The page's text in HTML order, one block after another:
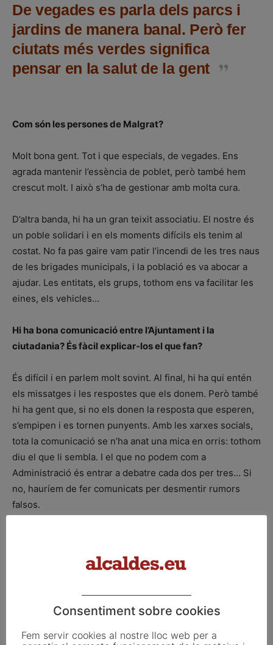
De vegades es parla dels parcs i
jardins de manera banal. Però fer
ciutats més verdes significa
pensar en la salut de la gent
Com són les persones de Malgrat?
Molt bona gent. Tot i que especials, de vegades. Ens
agrada mantenir l’essència de poblet, però també hem
crescut molt. I això s’ha de gestionar amb molta cura.
D’altra banda, hi ha un gran teixit associatiu. El nostre és
un poble solidari i en els moments difícils els tenim al
costat. No fa pas gaire vam patir l’incendi de les tres naus
de les brigades municipals, i la població es va abocar a
ajudar. Les entitats, els grups, tothom ens va facilitar les
eines, els vehicles…
Hi ha bona comunicació entre l’Ajuntament i la
ciutadania? És fàcil explicar-los el que fan?
És difícil i en parlem molt sovint. Al final, hi ha qui entén
els missatges i les respostes que els donem. Però també
hi ha gent que, si no els donen la resposta que esperen,
s’empipen i es tornen punyents. Amb les xarxes socials,
tota la comunicació se n’ha anat una mica en orris: tothom
diu el que li sembla. I el que no podem com a
Administració és entrar a debatre cada dos per tres… Si
no, hauríem de fer comunicats per desmentir rumors
falsos.
comunicació se n’ha anat una mica
sembla. I no podem entrar a
debatre cada dos per tres
Consentiment sobre cookies
Fem servir cookies al nostre lloc web per a